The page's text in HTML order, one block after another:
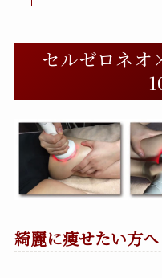
セルゼロネ
綺麗に痩せたい方へ